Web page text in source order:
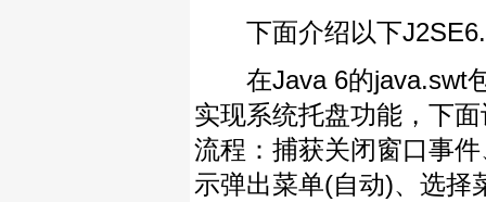
下面介绍以下
在Java 6的java.swt包
实现系统托盘功能，下
流程：捕获关闭窗口事
示弹出菜单(自动)、选择